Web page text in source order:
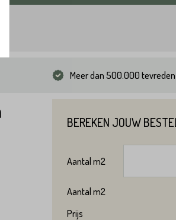
Meer dan 500.000
BEREKEN JOUW
Aantal m2
Aantal m2
Prijs